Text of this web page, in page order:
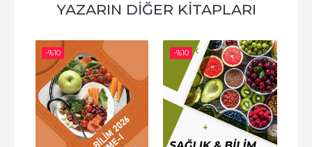
YAZARIN DIĞER KITAPLARI
-%10 -%10